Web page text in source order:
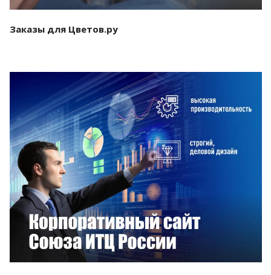
Заказы для Цветов.ру
Смотреть проект